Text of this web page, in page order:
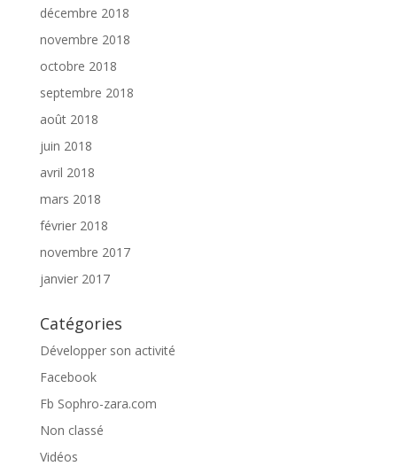
décembre 2018
novembre 2018
octobre 2018
septembre 2018
août 2018
juin 2018
avril 2018
mars 2018
février 2018
novembre 2017
janvier 2017
Catégories
Développer son activité
Facebook
Fb Sophro-zara.com
Non classé
Vidéos